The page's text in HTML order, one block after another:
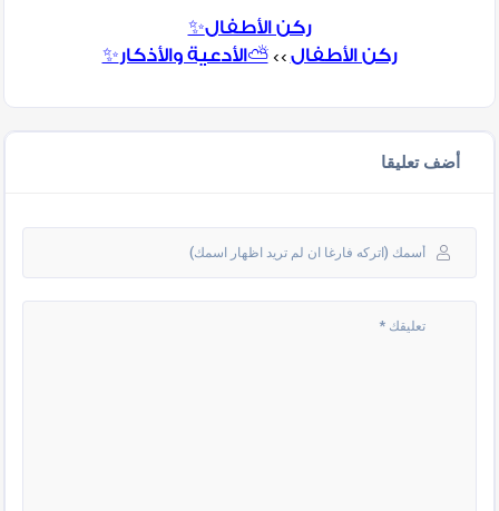
✨ركن الأطفال
✨ركن الأطفال >>⛅الأدعية والأذكار
أضف تعليقا